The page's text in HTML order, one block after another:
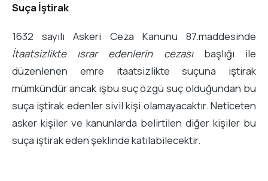
Suça İştirak
1632 sayılı Askeri Ceza Kanunu 87.maddesinde
İtaatsizlikte ısrar edenlerin cezasıbaşlığı ile
düzenlenen emre itaatsizlikte suçuna iştirak
mümkündür ancak işbu suç özgü suç olduğundan bu
suça iştirak edenler sivil kişi olamayacaktır. Neticeten
asker kişiler ve kanunlarda belirtilen diğer kişiler bu
suça iştirak eden şeklinde katılabilecektir.